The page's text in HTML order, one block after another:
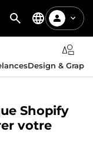
Design &
Shopify
votre